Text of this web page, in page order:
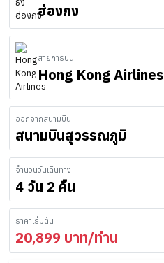
ฮ่องกง
สายการบิน
Hong Kong Airlines
ออกจากสนามบิน
สนามบินสุวรรณภูมิ
จำนวนวันเดินทาง
4 วัน 2 คืน
ราคาเริ่มต้น
20,899 บาท/ท่าน